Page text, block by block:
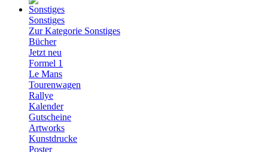
Sonstiges
Zur Kategorie Sonstiges
Bücher
Jetzt neu
Formel 1
Le Mans
Tourenwagen
Rallye
Kalender
Gutscheine
Artworks
Kunstdrucke
Poster